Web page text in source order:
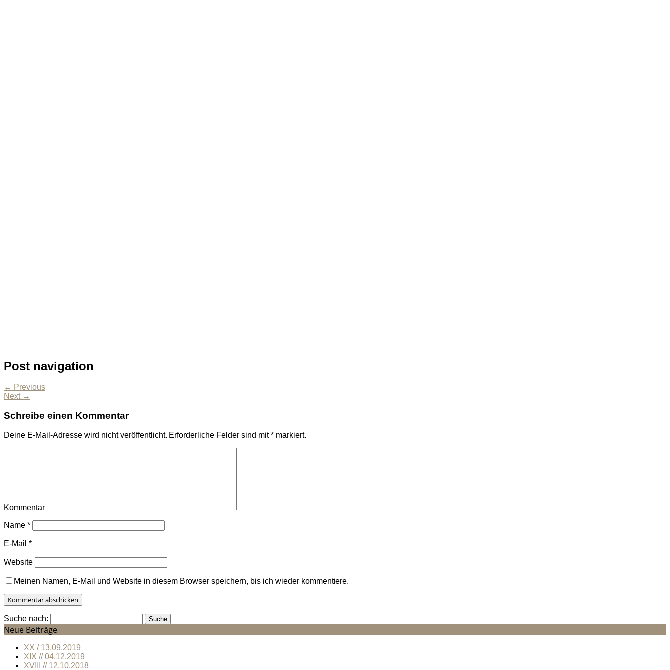
Post navigation
← Previous
Next →
Schreibe einen Kommentar
Deine E-Mail-Adresse wird nicht veröffentlicht. Erforderliche Felder sind mit* markiert.
Kommentar
Name *
E-Mail *
Website
Meinen Namen, E-Mail und Website in diesem Browser speichern, bis ich wieder kommentiere.
Suche nach:
Neue Beiträge
XX / 13.09.2019
XIX // 04.12.2019
XVIII // 12.10.2018